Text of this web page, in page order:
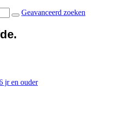
Geavanceerd zoeken
jr en ouder